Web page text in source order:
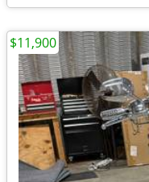
$11,900